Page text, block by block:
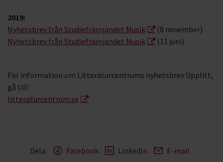
2019:
Nyhetsbrev från Studiefrämjandet Musik
(8 november)
Nyhetsbrev från Studiefrämjandet Musik
(11 juni)
För information om Litteraturcentrums nyhetsbrev Upplitt,
gå till:
litteraturcentrum.se
Dela: Facebook LinkedIn E-mail